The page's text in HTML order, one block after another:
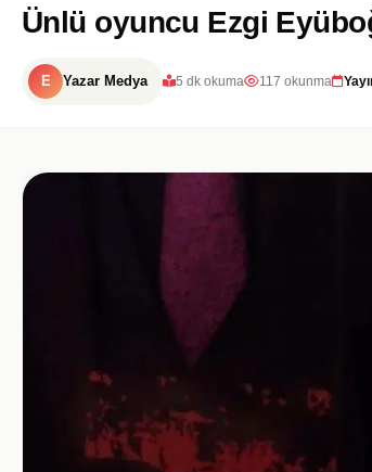
Ünlü oyuncu Ezgi
E Yazar Medya 5 dk okuma 117 okunma